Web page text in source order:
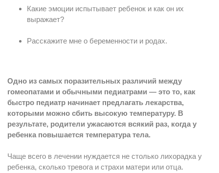
Какие эмоции испытывает ребенок и как он их
выражает?
Расскажите мне о беременности и родах.
Одно из самых поразительных различий между
гомеопатами и обычными педиатрами — это то, как
быстро педиатр начинает предлагать лекарства,
которыми можно сбить высокую температуру. В
результате, родители ужасаются всякий раз, когда у
ребенка повышается температура тела.
Чаще всего в лечении нуждается не столько лихорадка у
ребенка, сколько тревога и страхи матери или отца.